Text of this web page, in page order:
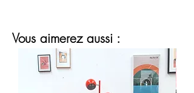
Vous aimerez aussi :